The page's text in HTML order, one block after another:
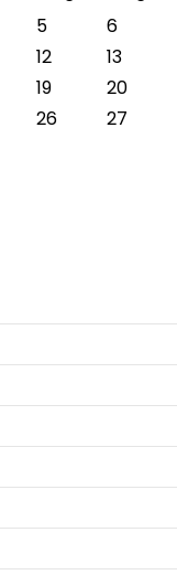
5
6
12
13
19
20
26
27